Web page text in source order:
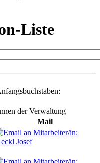
Liste
der Verwaltung
Mail